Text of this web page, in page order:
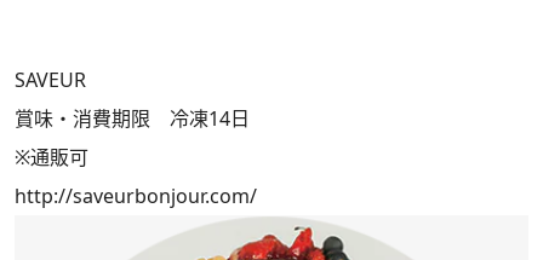
SAVEUR
賞味・消費期限 冷凍14日
※通販可
http://saveurbonjour.com/